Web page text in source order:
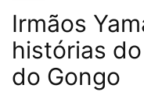
Irmãos
histórias
do Gongo